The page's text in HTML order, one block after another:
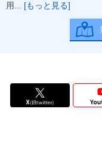
用... [もっと見る]